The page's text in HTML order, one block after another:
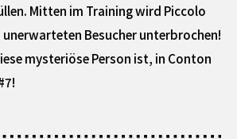
Mitten im Training wird Piccolo
Besucher unterbrochen!
mysteriöse Person ist, in Conton